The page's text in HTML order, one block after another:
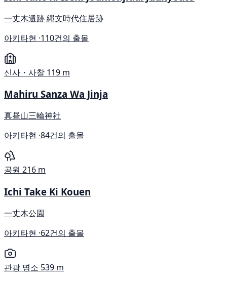
一丈木遺跡 縄文時代住居跡
아키타현 ·110건의 출몰
신사・사찰 119 m
Mahiru Sanza Wa Jinja
真昼山三輪神社
아키타현 ·84건의 출몰
공원 216 m
Ichi Take Ki Kouen
一丈木公園
아키타현 ·62건의 출몰
관광 명소 539 m